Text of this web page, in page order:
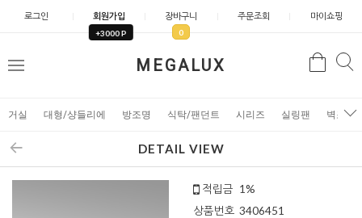
로그인 회원가입
+3000 P
장바구니
0
주문조회 마이쇼핑
MEGALUX
메
검
거실 대형/샹들리에 방조명 식탁/팬던트 시리즈 실링팬 벽조명
DETAIL VIEW
적립금 1%
상품번호 3406451